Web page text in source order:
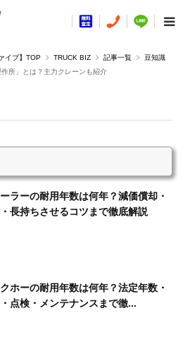
TRUCK BIZ 記事一覧
豆知識
所」とは？主力クレーンも紹介
ーラーの耐用年数は何年？減価償却・
長持ちさせるコツまで徹底解説
ホーの耐用年数は何年？法定年数・
点検・メンテナンスまで徹...